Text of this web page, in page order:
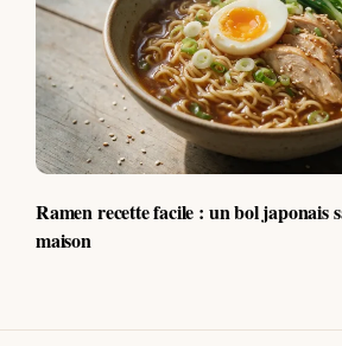
Ramen recette facile : un bol japonais
maison